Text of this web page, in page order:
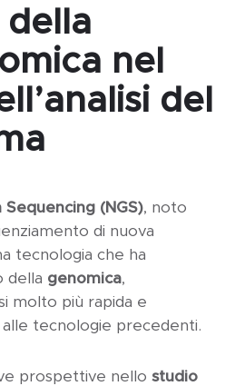
della
nel
del
Sequencing (NGS), noto
di nuova
tecnologia che ha
della genomica,
molto più rapida e
tecnologie precedenti.
prospettive nello studio